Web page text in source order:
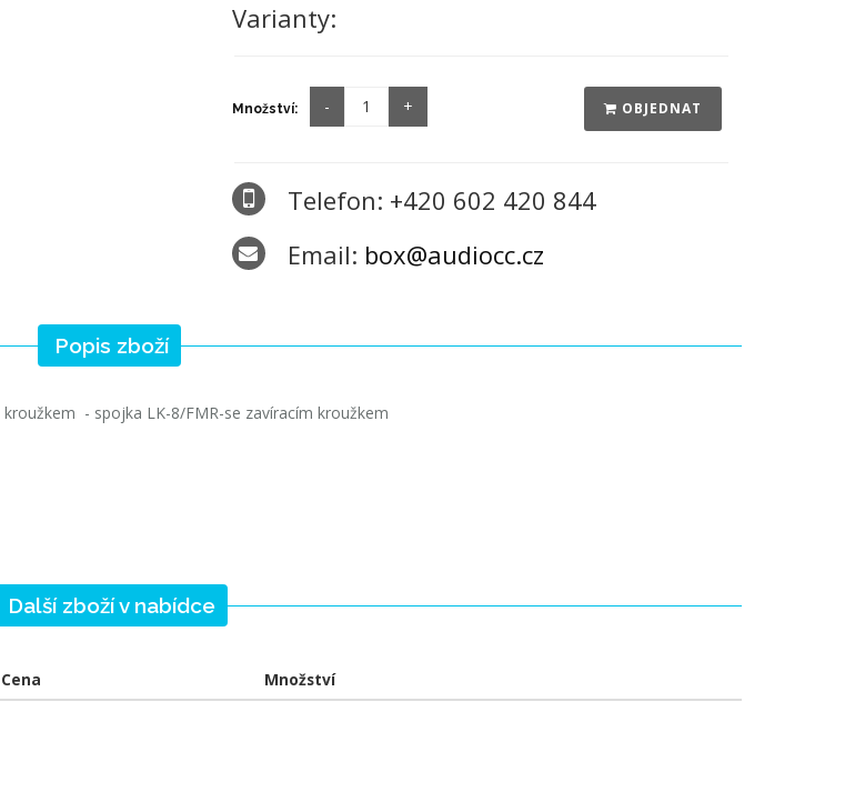
Varianty:
Množství: OBJEDNAT
Telefon: +420 602 420 844
Email: box@audiocc.cz
Popis zboží
- spojka LK-8/FMR-se zavíracím kroužkem
Další zboží v nabídce
Cena Množství